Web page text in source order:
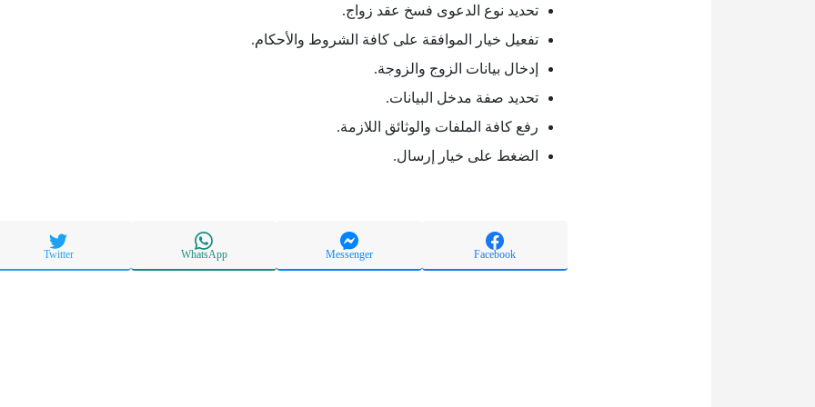
تحديد نوع الدعوى فسخ عقد زواج.
تفعيل خيار الموافقة على كافة الشروط والأحكام.
إدخال بيانات الزوج والزوجة.
تحديد صفة مدخل البيانات.
رفع كافة الملفات والوثائق اللازمة.
الضغط على خيار إرسال.
Facebook
Messenger
WhatsApp
Twitter